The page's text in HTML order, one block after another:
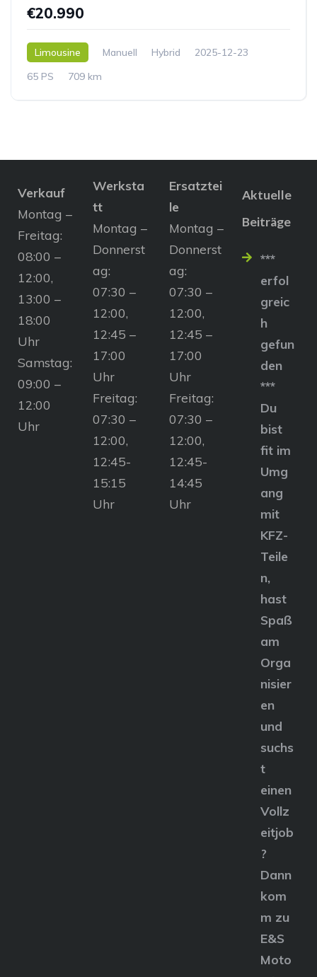
€20.990
Limousine Manuell Hybrid
2025-12-23
65 PS
709 km
Verkauf
Montag –
Freitag:
08:00 –
12:00,
13:00 –
18:00
Uhr
Samstag:
09:00 –
12:00
Uhr
Werksta
tt
Montag –
Donnerst
ag:
07:30 –
12:00,
12:45 –
17:00
Uhr
Freitag:
07:30 –
12:00,
12:45-
15:15
Uhr
Ersatztei
le
Montag –
Donnerst
ag:
07:30 –
12:00,
12:45 –
17:00
Uhr
Freitag:
07:30 –
12:00,
12:45-
14:45
Uhr
Aktuelle
Beiträge
***
erfol
greic
h
gefun
den
***
Du
bist
fit im
Umg
ang
mit
KFZ-
Teile
n,
hast
Spaß
am
Orga
nisier
en
und
suchs
t
einen
Vollz
eitjob
?
Dann
kom
m zu
E&S
Moto